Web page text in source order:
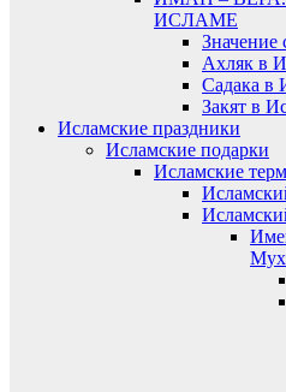
ИСЛАМЕ
Значение
Ахляк в
Садака в
Закят в
Исламские праздники
Исламские подарки
Исламские